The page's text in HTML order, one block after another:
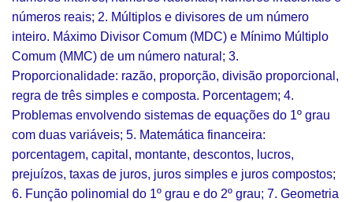
números reais; 2. Múltiplos e divisores de um número
inteiro. Máximo Divisor Comum (MDC) e Mínimo Múltiplo
Comum (MMC) de um número natural; 3.
Proporcionalidade: razão, proporção, divisão proporcional,
regra de três simples e composta. Porcentagem; 4.
Problemas envolvendo sistemas de equações do 1º grau
com duas variáveis; 5. Matemática financeira:
porcentagem, capital, montante, descontos, lucros,
prejuízos, taxas de juros, juros simples e juros compostos;
6. Função polinomial do 1º grau e do 2º grau; 7. Geometria